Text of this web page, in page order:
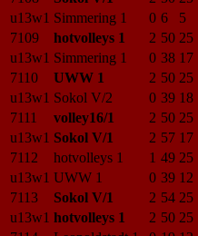
u13w1 Simmering 1 0 6 5
7109
hotvolleys 1 2 50 25
u13w1 Simmering 1 0 38 17
7110
UWW 1 2 50 25
u13w1 Sokol V/2 0 39 18
7111
volley16/1 2 50 25
u13w1 Sokol V/1 2 57 17
7112
hotvolleys 1 1 49 25
u13w1 UWW 1 0 39 12
7113
Sokol V/1 2 54 25
u13w1 hotvolleys 1 2 50 25